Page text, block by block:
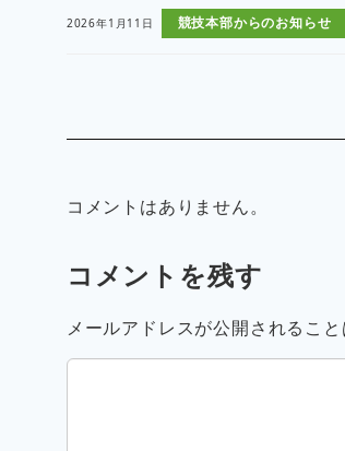
2026年1月11日 競技本部からのお知らせ
コメントはありません。
コメントを残す
メールアドレスが公開されること